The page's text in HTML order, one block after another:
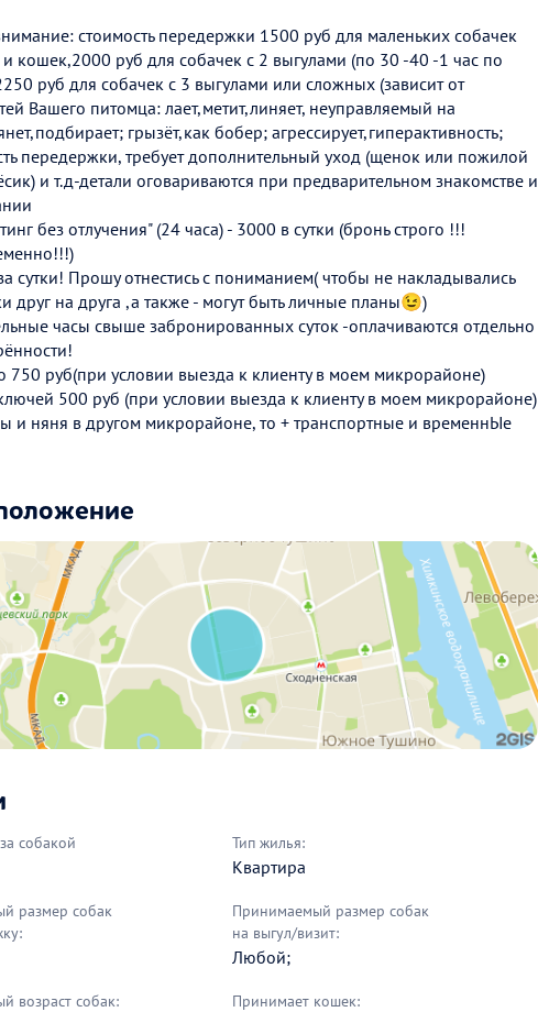
стоимость передержки 1500 руб для маленьких собачек
и кошек,2000 руб для собачек с 2 выгулами (по 30 -40 -1 час по
руб для собачек с 3 выгулами или сложных (зависит от
Вашего питомца: лает,метит,линяет, неуправляемый на
грызёт,как бобер; агрессирует,гиперактивность;
передержки, требует дополнительный уход (щенок или пожилой
и т.д-детали оговариваются при предварительном знакомстве и
без отлучения" (24 часа) - 3000 в сутки (бронь строго !!!
сутки! Прошу отнестись с пониманием( чтобы не накладывались
друг на друга ,а также - могут быть личные планы😉)
часы свыше забронированных суток -оплачиваются отдельно
750 руб(при условии выезда к клиенту в моем микрорайоне)
500 руб (при условии выезда к клиенту в моем микрорайоне)
и няня в другом микрорайоне, то + транспортные и временнЫе
собакой Тип жилья:
Квартира
размер собак
Принимаемый размер собак
на выгул/визит:
Любой;
возраст собак: Принимает кошек: